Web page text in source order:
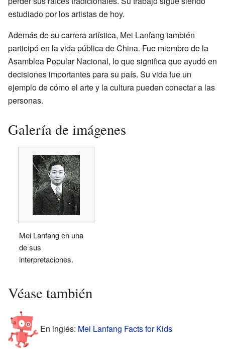
estudiado por los artistas de hoy.
Además de su carrera artística, Mei Lanfang también
participó en la vida pública de China. Fue miembro de la
Asamblea Popular Nacional, lo que significa que ayudó en
decisiones importantes para su país. Su vida fue un
ejemplo de cómo el arte y la cultura pueden conectar a las
personas.
Galería de imágenes
Mei Lanfang en una
de sus
interpretaciones.
Véase también
En inglés: Mei Lanfang Facts for Kids